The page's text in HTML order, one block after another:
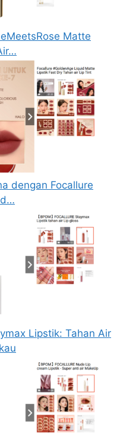
Matte
dengan Focallure
Lipstik: Tahan Air